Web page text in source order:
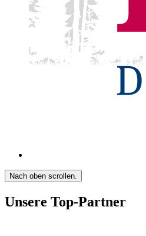
Nach oben scrollen.
Unsere Top-Partner